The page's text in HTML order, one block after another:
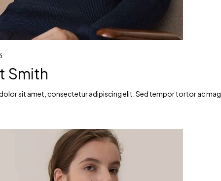
Smith
sit amet, consectetur adipiscing elit. Sed tempor tortor ac